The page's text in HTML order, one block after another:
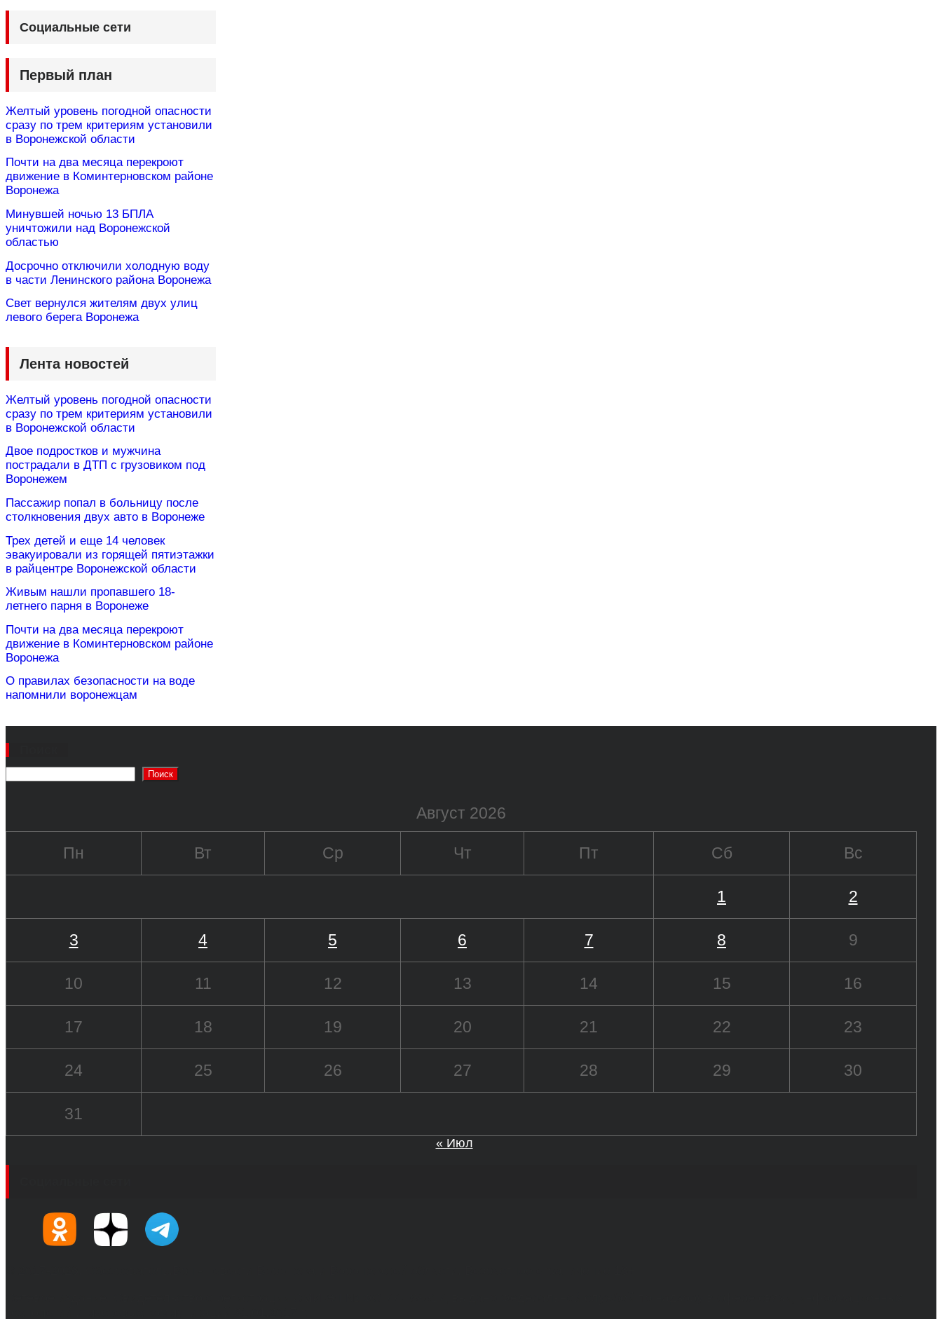
Социальные сети
Первый план
Желтый уровень погодной опасности
сразу по трем критериям установили
в Воронежской области
Почти на два месяца перекроют
движение в Коминтерновском районе
Воронежа
Минувшей ночью 13 БПЛА
уничтожили над Воронежской
областью
Досрочно отключили холодную воду
в части Ленинского района Воронежа
Свет вернулся жителям двух улиц
левого берега Воронежа
Лента новостей
Желтый уровень погодной опасности
сразу по трем критериям установили
в Воронежской области
Двое подростков и мужчина
пострадали в ДТП с грузовиком под
Воронежем
Пассажир попал в больницу после
столкновения двух авто в Воронеже
Трех детей и еще 14 человек
эвакуировали из горящей пятиэтажки
в райцентре Воронежской области
Живым нашли пропавшего 18-
летнего парня в Воронеже
Почти на два месяца перекроют
движение в Коминтерновском районе
Воронежа
О правилах безопасности на воде
напомнили воронежцам
Поиск
Август 2026
Пн Вт Ср Чт Пт Сб Вс
1 2
3 4 5 6 7 8 9
10 11 12 13 14 15 16
17 18 19 20 21 22 23
24 25 26 27 28 29 30
31
« Июл